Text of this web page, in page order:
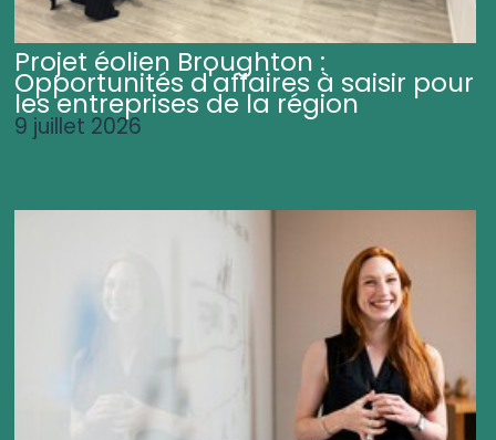
Projet éolien Broughton :
Opportunités d'affaires à saisir pour
les entreprises de la région
9 juillet 2026